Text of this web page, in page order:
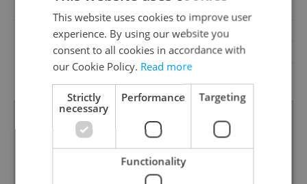
Garrets (attic spaces)
Transport
Bus, Road, Highway, Train
Low-energy
No
No. 78/2013 Coll.
This website uses cookies to improve user
experience. By using our website you
consent to all cookies in accordance with
our Cookie Policy. Read more
Strictly
necessary
Performance Targeting
Functionality